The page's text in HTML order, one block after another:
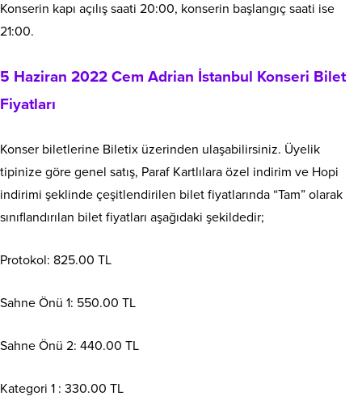
Konserin kapı açılış saati 20:00, konserin başlangıç saati ise
21:00.
5 Haziran 2022 Cem Adrian İstanbul Konseri Bilet
Fiyatları
Konser biletlerine Biletix üzerinden ulaşabilirsiniz. Üyelik
tipinize göre genel satış, Paraf Kartlılara özel indirim ve Hopi
indirimi şeklinde çeşitlendirilen bilet fiyatlarında “Tam” olarak
sınıflandırılan bilet fiyatları aşağıdaki şekildedir;
Protokol: 825.00 TL
Sahne Önü 1: 550.00 TL
Sahne Önü 2: 440.00 TL
Kategori 1 : 330.00 TL